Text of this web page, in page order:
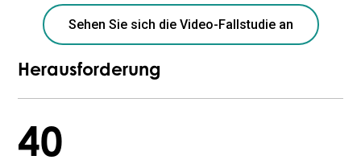
Sehen Sie sich die Video-Fallstudie an
Herausforderung
40